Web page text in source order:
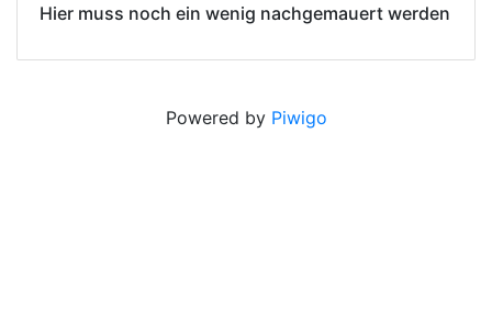
Hier muss noch ein wenig nachgemauert werden
Powered by Piwigo